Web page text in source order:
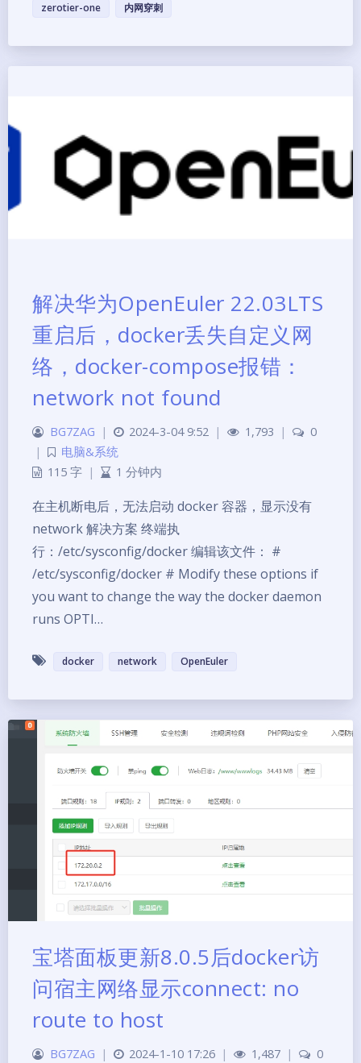
zerotier-one
内网穿刺
解决华为OpenEuler 22.03LTS
重启后，docker丢失自定义网
络，docker-compose报错：
network not found
BG7ZAG | 2024-3-04 9:52 | 1,793 |
0
|
电脑&系统
115 字 | 1 分钟内
在主机断电后，无法启动 docker 容器，显示没有
network 解决方案 终端执
行：/etc/sysconfig/docker 编辑该文件： #
/etc/sysconfig/docker # Modify these options if
you want to change the way the docker daemon
runs OPTI…
docker network OpenEuler
宝塔面板更新8.0.5后docker访
问宿主网络显示connect: no
route to host
BG7ZAG | 2024-1-10 17:26 | 1,487 |
0